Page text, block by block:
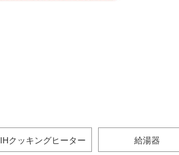
IHクッキングヒーター 給湯器